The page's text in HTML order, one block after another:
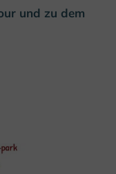
und zu dem